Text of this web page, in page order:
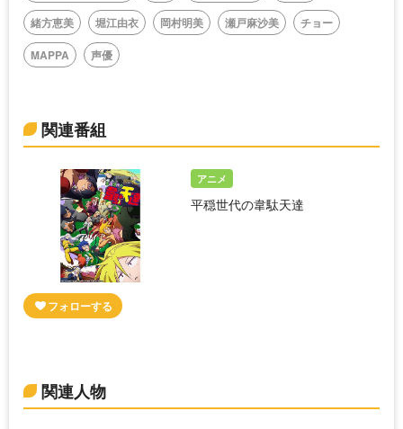
緒方恵美
堀江由衣 岡村明美 瀬戸麻沙美
チョー
MAPPA
声優
関連番組
アニメ
平穏世代の韋駄天達
関連人物